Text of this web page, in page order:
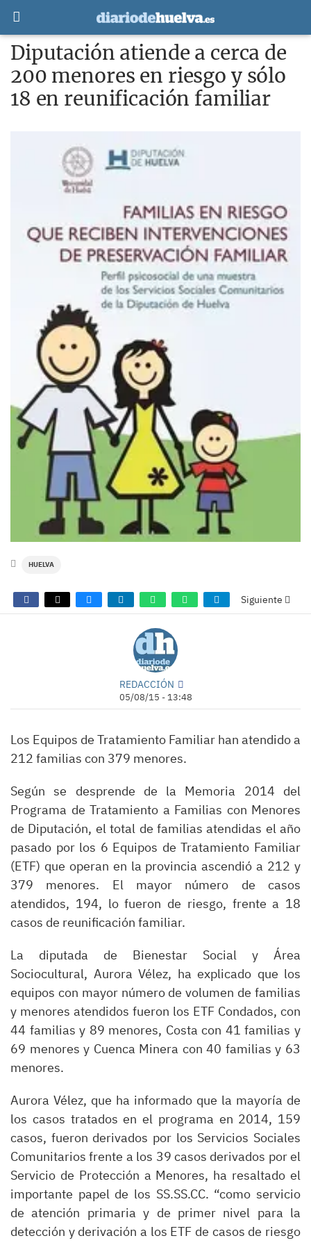
Diputación atiende a cerca de
200 menores en riesgo y sólo
18 en reunificación familiar
HUELVA
Siguiente
REDACCIÓN
05/08/15 - 13:48
Los Equipos de Tratamiento Familiar han atendido a
212 familias con 379 menores.
Según se desprende de la Memoria 2014 del
Programa de Tratamiento a Familias con Menores
de Diputación, el total de familias atendidas el año
pasado por los 6 Equipos de Tratamiento Familiar
(ETF) que operan en la provincia ascendió a 212 y
379 menores. El mayor número de casos
atendidos, 194, lo fueron de riesgo, frente a 18
casos de reunificación familiar.
La diputada de Bienestar Social y Área
Sociocultural, Aurora Vélez, ha explicado que los
equipos con mayor número de volumen de familias
y menores atendidos fueron los ETF Condados, con
44 familias y 89 menores, Costa con 41 familias y
69 menores y Cuenca Minera con 40 familias y 63
menores.
Aurora Vélez, que ha informado que la mayoría de
los casos tratados en el programa en 2014, 159
casos, fueron derivados por los Servicios Sociales
Comunitarios frente a los 39 casos derivados por el
Servicio de Protección a Menores, ha resaltado el
importante papel de los SS.SS.CC. “como servicio
de atención primaria y de primer nivel para la
detección y derivación a los ETF de casos de riesgo